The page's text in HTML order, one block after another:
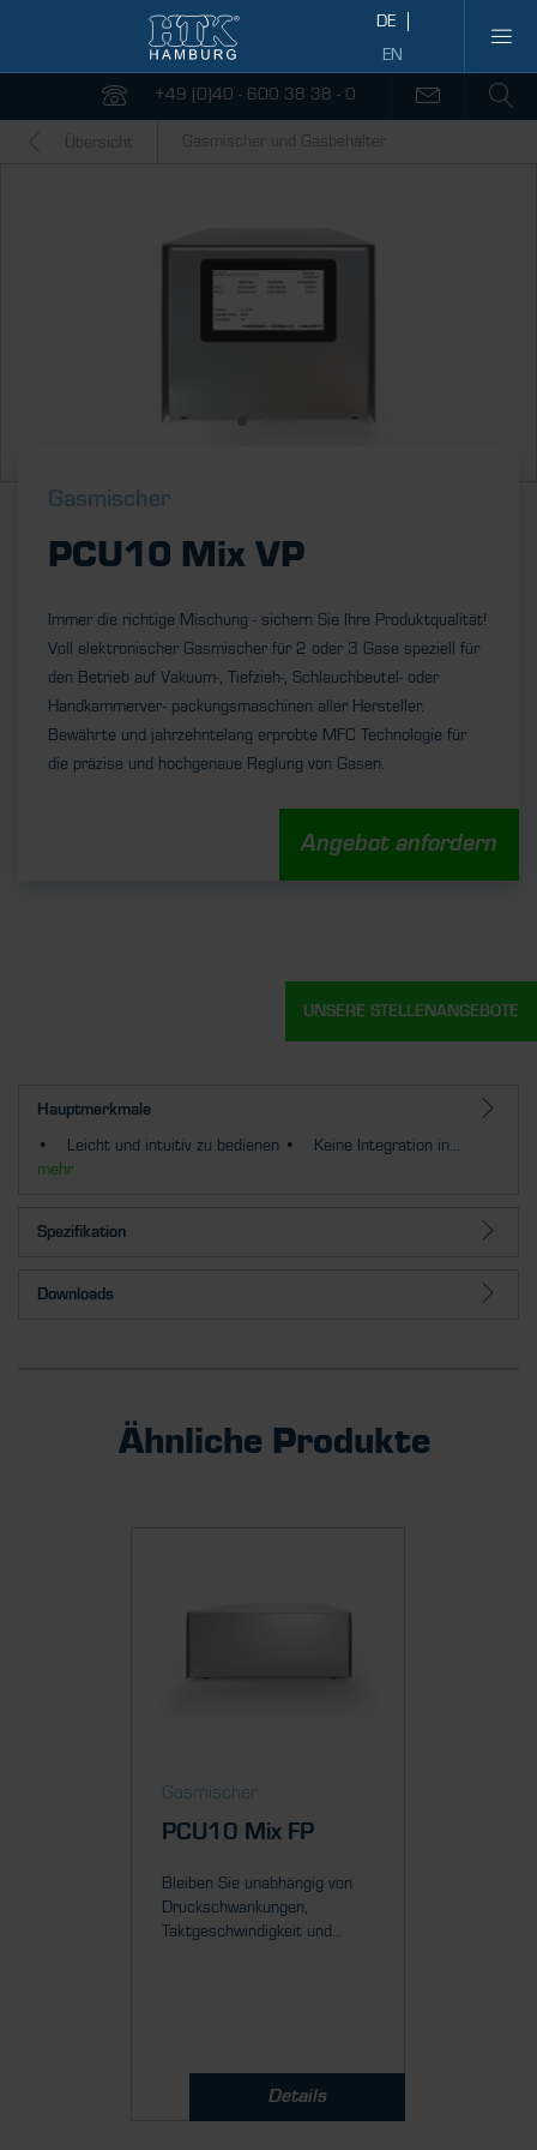
+49 (0)40 - 600 38 38 - 0
Übersicht Gasmischer und Gasbehälter
Gasmischer
PCU10 Mix VP
Immer die richtige Mischung - sichern Sie Ihre Produktqualität!
Voll elektronischer Gasmischer für 2 oder 3 Gase speziell für
den Betrieb auf Vakuum-, Tiefzieh-, Schlauchbeutel- oder
Handkammerver- packungsmaschinen aller Hersteller.
Bewährte und jahrzehntelang erprobte MFC Technologie für
die präzise und hochgenaue Reglung von Gasen.
Angebot anfordern
Hauptmerkmale
• Leicht und intuitiv zu bedienen • Keine Integration in...
mehr
Spezifikation
Downloads
Ähnliche Produkte
Gasmischer
PCU10 Mix FP
Bleiben Sie unabhängig von
Druckschwankungen,
Taktgeschwindigkeit und...
Details
UNSERE STELLENANGEBOTE